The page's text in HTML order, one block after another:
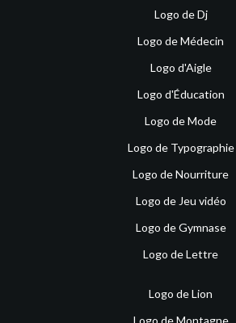
Logo de Dj
Logo de Médecin
Logo d'Aigle
Logo d'Éducation
Logo de Mode
Logo de Typographie
Logo de Nourriture
Logo de Jeu vidéo
Logo de Gymnase
Logo de Lettre
Logo de Lion
Logo de Montagne